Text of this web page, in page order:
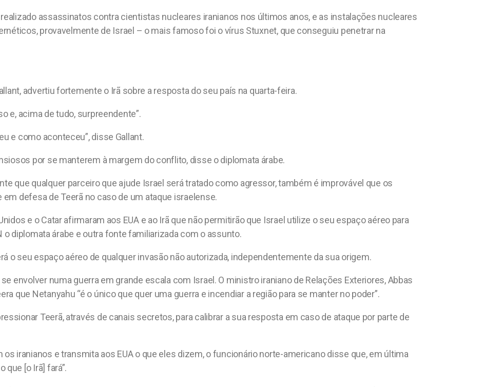
assassinatos contra cientistas nucleares iranianos nos últimos anos, e as instalações nucleares
provavelmente de Israel – o mais famoso foi o vírus Stuxnet, que conseguiu penetrar na
advertiu fortemente o Irã sobre a resposta do seu país na quarta-feira.
e, acima de tudo, surpreendente”.
e como aconteceu”, disse Gallant.
por se manterem à margem do conflito, disse o diplomata árabe.
que qualquer parceiro que ajude Israel será tratado como agressor, também é improvável que os
defesa de Teerã no caso de um ataque israelense.
e o Catar afirmaram aos EUA e ao Irã que não permitirão que Israel utilize o seu espaço aéreo para
o diplomata árabe e outra fonte familiarizada com o assunto.
o seu espaço aéreo de qualquer invasão não autorizada, independentemente da sua origem.
envolver numa guerra em grande escala com Israel. O ministro iraniano de Relações Exteriores, Abbas
que Netanyahu “é o único que quer uma guerra e incendiar a região para se manter no poder”.
Teerã, através de canais secretos, para calibrar a sua resposta em caso de ataque por parte de
iranianos e transmita aos EUA o que eles dizem, o funcionário norte-americano disse que, em última
que [o Irã] fará”.